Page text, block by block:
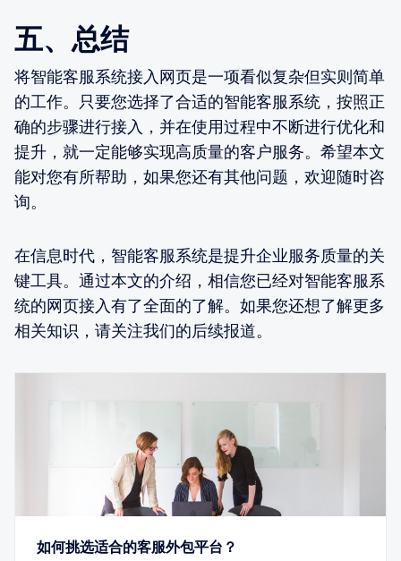
五、总结
将智能客服系统接入网页是一项看似复杂但实则简单
的工作。只要您选择了合适的智能客服系统，按照正
确的步骤进行接入，并在使用过程中不断进行优化和
提升，就一定能够实现高质量的客户服务。希望本文
能对您有所帮助，如果您还有其他问题，欢迎随时咨
询。
在信息时代，智能客服系统是提升企业服务质量的关
键工具。通过本文的介绍，相信您已经对智能客服系
统的网页接入有了全面的了解。如果您还想了解更多
相关知识，请关注我们的后续报道。
如何挑选适合的客服外包平台？